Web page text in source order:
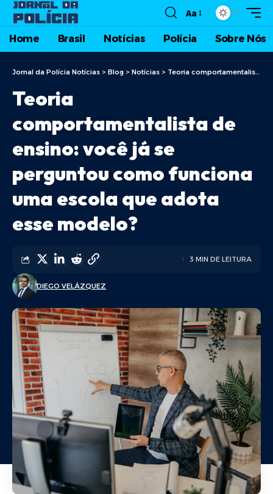
Aa
Home Brasil Notícias Polícia Sobre Nós
Jornal da Polícia Notícias > Blog > Notícias > Teoria comportamentalista de ensino: você já se perguntou como funciona uma escola que adota esse modelo?
Teoria
comportamentalista de
ensino: você já se
perguntou como funciona
uma escola que adota
esse modelo?
DIEGO VELÁZQUEZ
3 MIN DE LEITURA